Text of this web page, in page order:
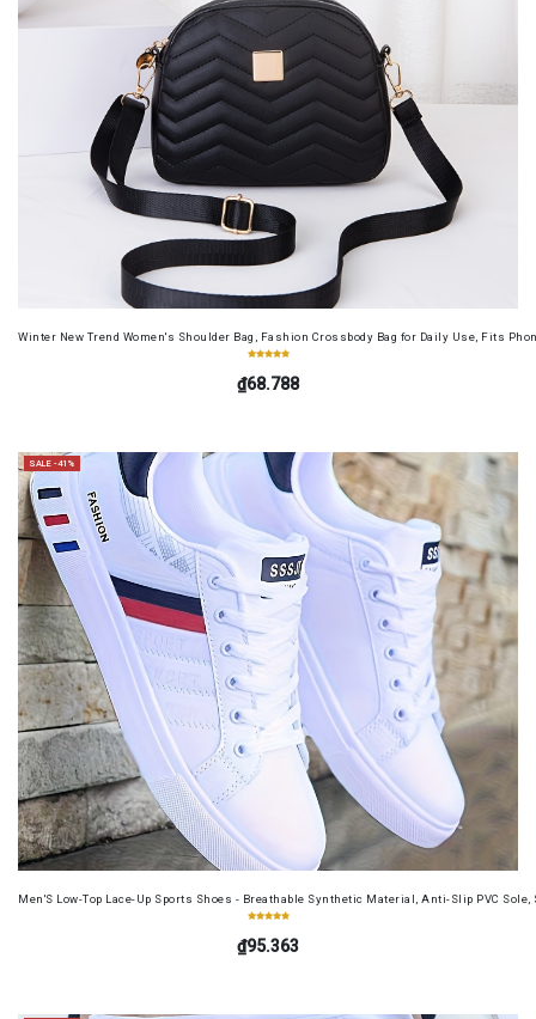
Winter New Trend Women's Shoulder Bag, Fashion Crossbody Bag for Daily Use, Fits
₫68.788
SALE -41%
Men'S Low-Top Lace-Up Sports Shoes - Breathable Synthetic Material, Anti-Slip PVC
₫95.363